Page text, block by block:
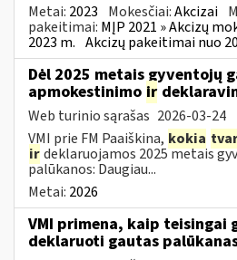
Metai: 2023 Mokesčiai:Akcizai
pakeitimai: MĮP 2021 » Akcizų
2023 m. Akcizų pakeitimai nuo
Dėl 2025 metais gyventojų
apmokestinimo ir
Web turinio sąrašas 2026-03-24
VMI prie FM Paaiškina, kokia
irdeklaruojamos 2025 metais
palūkanos: Daugiau...
Metai: 2026
VMI primena, kaip teisingai
deklaruoti gautas